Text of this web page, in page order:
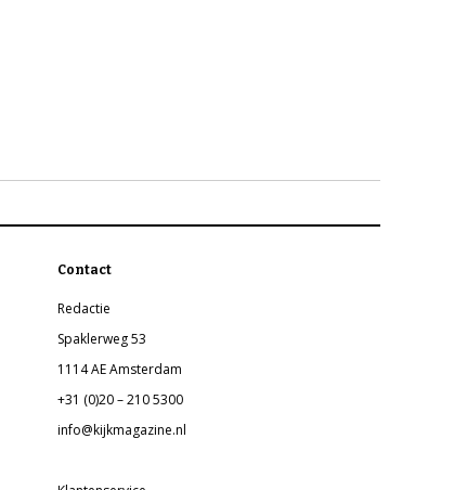
Contact
Redactie
Spaklerweg 53
1114 AE Amsterdam
+31 (0)20 – 210 5300
info@kijkmagazine.nl